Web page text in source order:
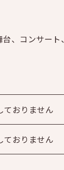
、コンサー
ておりません
ておりません